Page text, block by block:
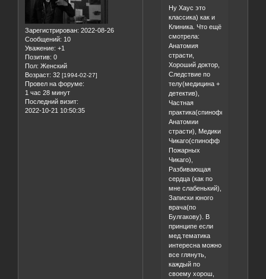
Зарегистрирован: 2022-08-26
Сообщений: 10
Уважение: +1
Позитив: 0
Пол: Женский
Возраст: 32 [1994-02-27]
Провел на форуме:
1 час 28 минут
Последний визит:
2022-10-21 10:50:35
Ну Хаус это
классика) как и
Клиника. Что ещё
смотрела:
Анатомия
страсти,
Хороший доктор,
Следствие по
телу(медицина +
детектив),
Частная
практика(спинофф
Анатомии
страсти), Медики
Чикаго(спинофф
Пожарных
Чикаго),
Разбивающая
сердца (как по
мне слабенький),
Записки юного
врача(по
Булгакову). В
принципе если
мед.тематика
интересна можно
все глянуть,
каждый по
своему хорош,